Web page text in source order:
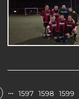
… 1597 1598 1599